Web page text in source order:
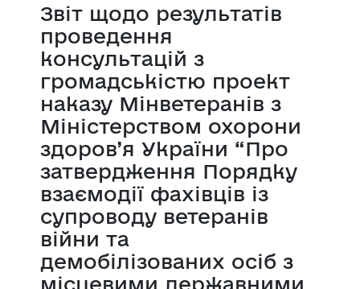
Звіт щодо результатів
проведення
консультацій з
громадськістю проект
наказу Мінветеранів з
Міністерством охорони
здоров’я України “Про
затвердження Порядку
взаємодії фахівців із
супроводу ветеранів
війни та
демобілізованих осіб з
місцевими державними